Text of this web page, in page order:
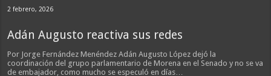
2 febrero, 2026
Adán Augusto reactiva sus redes
Por Jorge Fernández Menéndez Adán Augusto López dejó la
coordinación del grupo parlamentario de Morena en el Senado y no se va
de embajador, como mucho se especuló en días…